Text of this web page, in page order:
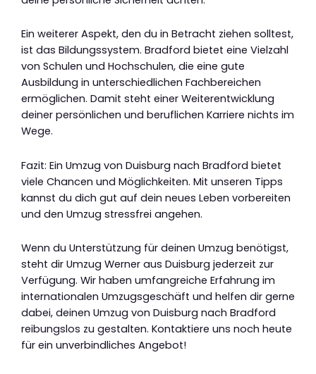
Ein weiterer Aspekt, den du in Betracht ziehen solltest,
ist das Bildungssystem. Bradford bietet eine Vielzahl
von Schulen und Hochschulen, die eine gute
Ausbildung in unterschiedlichen Fachbereichen
ermöglichen. Damit steht einer Weiterentwicklung
deiner persönlichen und beruflichen Karriere nichts im
Wege.
Fazit: Ein Umzug von Duisburg nach Bradford bietet
viele Chancen und Möglichkeiten. Mit unseren Tipps
kannst du dich gut auf dein neues Leben vorbereiten
und den Umzug stressfrei angehen.
Wenn du Unterstützung für deinen Umzug benötigst,
steht dir Umzug Werner aus Duisburg jederzeit zur
Verfügung. Wir haben umfangreiche Erfahrung im
internationalen Umzugsgeschäft und helfen dir gerne
dabei, deinen Umzug von Duisburg nach Bradford
reibungslos zu gestalten. Kontaktiere uns noch heute
für ein unverbindliches Angebot!